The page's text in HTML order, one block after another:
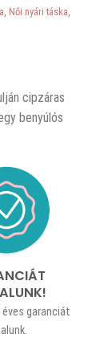
, Női nyári táska,
cipzáras
benyúlós
éves garanciát